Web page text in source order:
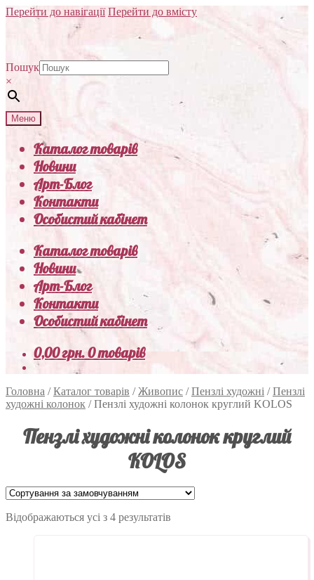
Перейти до навігації Перейти до вмісту
Пошук
×
Меню
Каталог товарів
Новини
Арт-Блог
Контакти
Особистий кабінет
Каталог товарів
Новини
Арт-Блог
Контакти
Особистий кабінет
0,00грн.0 товарів
Головна /Каталог товарів /Живопис /Пензлі художні /Пензлі
художні колонок /Пензлі художні колонок круглий KOLOS
Пензлі художні колонок круглий
KOLOS
Відображаються усі з 4 результатів